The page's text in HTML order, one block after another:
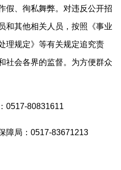
假、徇私舞弊。对违反公开招
和其他相关人员，按照《事业
理规定》等有关规定追究责
社会各界的监督。为方便群众
0517-80831611
障局：0517-83671213